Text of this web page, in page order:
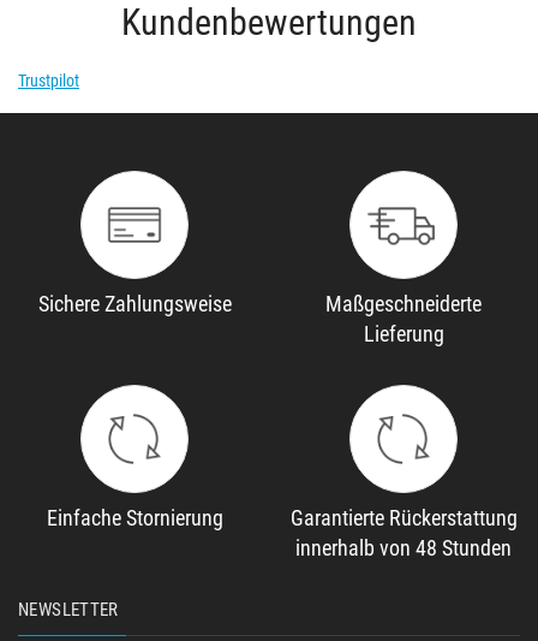
Kundenbewertungen
Trustpilot
Sichere Zahlungsweise
Maßgeschneiderte
Lieferung
Einfache Stornierung
Garantierte Rückerstattung
innerhalb von 48 Stunden
NEWSLETTER